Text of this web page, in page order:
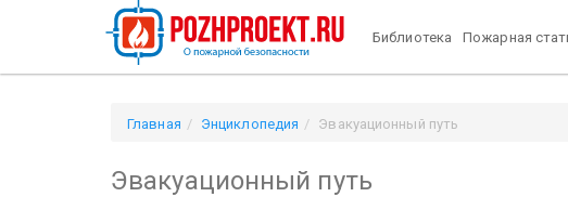
Библиотека Пожарная
Главная Энциклопедия Эвакуационный путь
Эвакуационный путь